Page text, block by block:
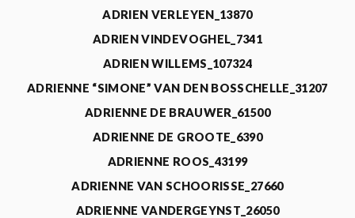
ADRIEN VERLEYEN_13870
ADRIEN VINDEVOGHEL_7341
ADRIEN WILLEMS_107324
ADRIENNE “SIMONE” VAN DEN BOSSCHELLE_31207
ADRIENNE DE BRAUWER_61500
ADRIENNE DE GROOTE_6390
ADRIENNE ROOS_43199
ADRIENNE VAN SCHOORISSE_27660
ADRIENNE VANDERGEYNST_26050